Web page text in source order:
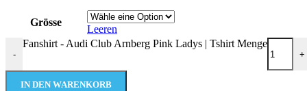
Grösse
Leeren
-
Fanshirt - Audi Club Arnberg Pink Ladys | Tshirt Menge
+
IN DEN WARENKORB